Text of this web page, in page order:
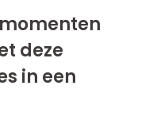
deze
in een